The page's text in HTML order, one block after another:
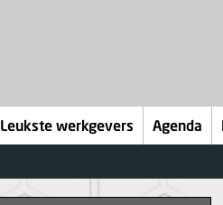
Leukste werkgevers Agenda